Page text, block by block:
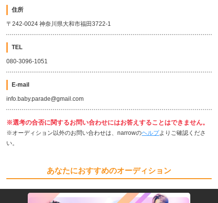
住所
〒242-0024 神奈川県大和市福田3722-1
TEL
080-3096-1051
E-mail
info.baby.parade@gmail.com
※選考の合否に関するお問い合わせにはお答えすることはできません。
※オーディション以外のお問い合わせは、narrowのヘルプよりご確認くださ
い。
あなたにおすすめのオーディション